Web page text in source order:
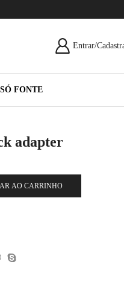
Entrar/
SÓ FONTE
adapter
AO CARRINHO